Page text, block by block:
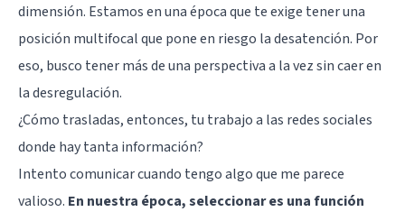
dimensión. Estamos en una época que te exige tener una
posición multifocal que pone en riesgo la desatención. Por
eso, busco tener más de una perspectiva a la vez sin caer en
la desregulación.
¿Cómo trasladas, entonces, tu trabajo a las redes sociales
donde hay tanta información?
Intento comunicar cuando tengo algo que me parece
valioso. En nuestra época, seleccionar es una función